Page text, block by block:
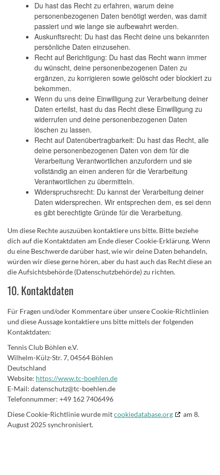
Du hast das Recht zu erfahren, warum deine
personenbezogenen Daten benötigt werden, was damit
passiert und wie lange sie aufbewahrt werden.
Auskunftsrecht: Du hast das Recht deine uns bekannten
persönliche Daten einzusehen.
Recht auf Berichtigung: Du hast das Recht wann immer
du wünscht, deine personenbezogenen Daten zu
ergänzen, zu korrigieren sowie gelöscht oder blockiert zu
bekommen.
Wenn du uns deine Einwilligung zur Verarbeitung deiner
Daten erteilst, hast du das Recht diese Einwilligung zu
widerrufen und deine personenbezogenen Daten
löschen zu lassen.
Recht auf Datenübertragbarkeit: Du hast das Recht, alle
deine personenbezogenen Daten von dem für die
Verarbeitung Verantwortlichen anzufordern und sie
vollständig an einen anderen für die Verarbeitung
Verantwortlichen zu übermitteln.
Widerspruchsrecht: Du kannst der Verarbeitung deiner
Daten widersprechen. Wir entsprechen dem, es sei denn
es gibt berechtigte Gründe für die Verarbeitung.
Um diese Rechte auszuüben kontaktiere uns bitte. Bitte beziehe
dich auf die Kontaktdaten am Ende dieser Cookie-Erklärung. Wenn
du eine Beschwerde darüber hast, wie wir deine Daten behandeln,
würden wir diese gerne hören, aber du hast auch das Recht diese an
die Aufsichtsbehörde (Datenschutzbehörde) zu richten.
10. Kontaktdaten
Für Fragen und/oder Kommentare über unsere Cookie-Richtlinien
und diese Aussage kontaktiere uns bitte mittels der folgenden
Kontaktdaten:
Tennis Club Böhlen e.V.
Wilhelm-Külz-Str. 7, 04564 Böhlen
Deutschland
Website: https://www.tc-boehlen.de
E-Mail: datenschutz@tc-boehlen.de
Telefonnummer: +49 162 7406496
Diese Cookie-Richtlinie wurde mitcookiedatabase.org
am 8.
August 2025 synchronisiert.